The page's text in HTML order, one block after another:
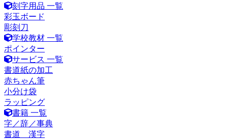
刻字用品 一覧
彩玉ボード
彫刻刀
学校教材 一覧
ポインター
サービス 一覧
書道紙の加工
赤ちゃん筆
小分け袋
ラッピング
書籍 一覧
字／辞／事典
書道 漢字